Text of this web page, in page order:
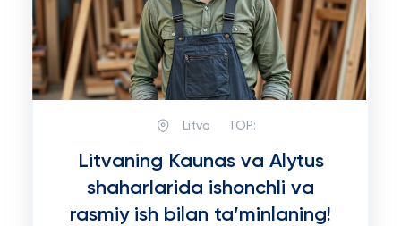
Litva TOP:
Litvaning Kaunas va Alytus
shaharlarida ishonchli va
rasmiy ish bilan ta’minlaning!